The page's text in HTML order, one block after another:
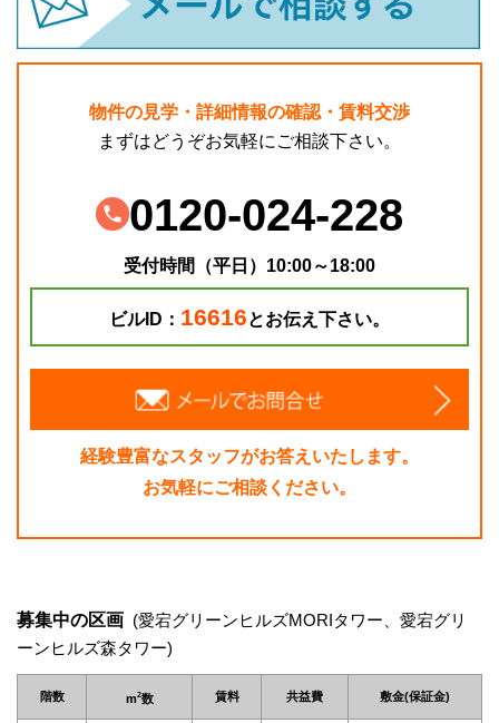
物件の見学・詳細情報の確認・賃料交渉
まずはどうぞお気軽にご相談下さい。
0120-024-228
受付時間（平日）10:00～18:00
ビルID： 16616とお伝え下さい。
経験豊富なスタッフがお答えいたします。
お気軽にご相談ください。
募集中の区画 (愛宕グリーンヒルズMORIタワー、愛宕グリ
ーンヒルズ森タワー)